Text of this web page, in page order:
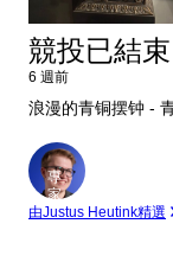
競投已結束
6 週前
專
家
由Justus Heutink精選